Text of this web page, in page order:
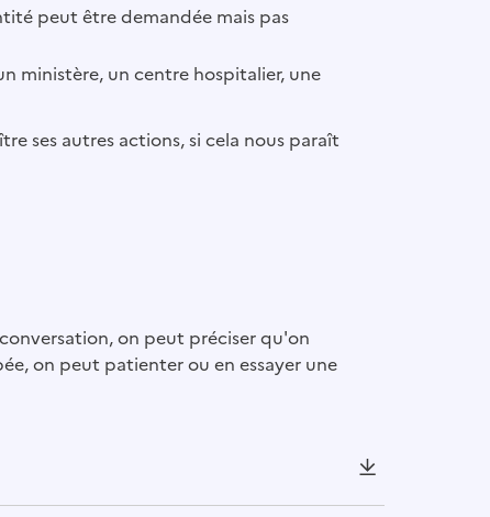
peut être demandée mais pas
ministère, un centre hospitalier, une
ses autres actions, si cela nous paraît
on peut préciser qu'on
on peut patienter ou en essayer une